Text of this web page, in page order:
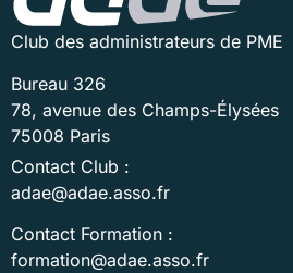
Club des administrateurs de PME
Bureau 326
78, avenue des Champs-Élysées
75008 Paris
Contact Club :
adae@adae.asso.fr
Contact Formation :
formation@adae.asso.fr